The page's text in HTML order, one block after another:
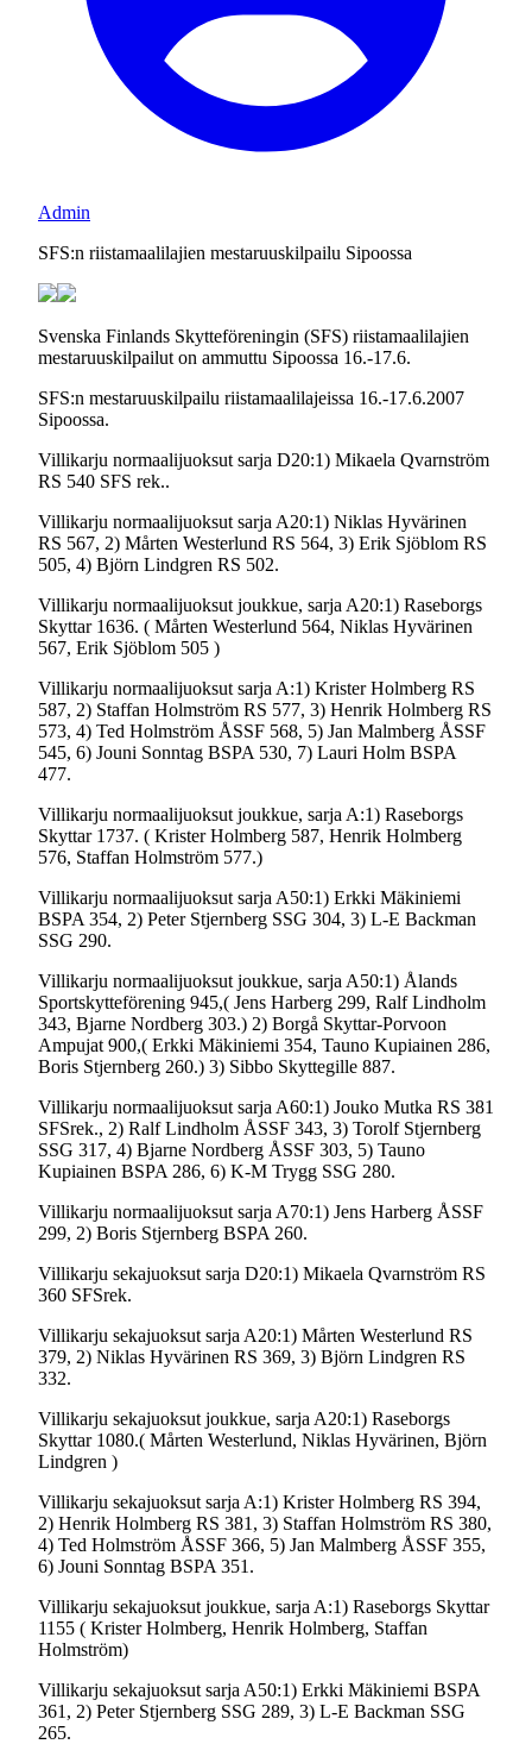
Admin
SFS:n riistamaalilajien mestaruuskilpailu Sipoossa
Svenska Finlands Skytteföreningin (SFS) riistamaalilajien
mestaruuskilpailut on ammuttu Sipoossa 16.-17.6.
SFS:n mestaruuskilpailu riistamaalilajeissa 16.-17.6.2007
Sipoossa.
Villikarju normaalijuoksut sarja D20:1) Mikaela Qvarnström
RS 540 SFS rek..
Villikarju normaalijuoksut sarja A20:1) Niklas Hyvärinen
RS 567, 2) Mårten Westerlund RS 564, 3) Erik Sjöblom RS
505, 4) Björn Lindgren RS 502.
Villikarju normaalijuoksut joukkue, sarja A20:1) Raseborgs
Skyttar 1636. ( Mårten Westerlund 564, Niklas Hyvärinen
567, Erik Sjöblom 505 )
Villikarju normaalijuoksut sarja A:1) Krister Holmberg RS
587, 2) Staffan Holmström RS 577, 3) Henrik Holmberg RS
573, 4) Ted Holmström ÅSSF 568, 5) Jan Malmberg ÅSSF
545, 6) Jouni Sonntag BSPA 530, 7) Lauri Holm BSPA
477.
Villikarju normaalijuoksut joukkue, sarja A:1) Raseborgs
Skyttar 1737. ( Krister Holmberg 587, Henrik Holmberg
576, Staffan Holmström 577.)
Villikarju normaalijuoksut sarja A50:1) Erkki Mäkiniemi
BSPA 354, 2) Peter Stjernberg SSG 304, 3) L-E Backman
SSG 290.
Villikarju normaalijuoksut joukkue, sarja A50:1) Ålands
Sportskytteförening 945,( Jens Harberg 299, Ralf Lindholm
343, Bjarne Nordberg 303.) 2) Borgå Skyttar-Porvoon
Ampujat 900,( Erkki Mäkiniemi 354, Tauno Kupiainen 286,
Boris Stjernberg 260.) 3) Sibbo Skyttegille 887.
Villikarju normaalijuoksut sarja A60:1) Jouko Mutka RS 381
SFSrek., 2) Ralf Lindholm ÅSSF 343, 3) Torolf Stjernberg
SSG 317, 4) Bjarne Nordberg ÅSSF 303, 5) Tauno
Kupiainen BSPA 286, 6) K-M Trygg SSG 280.
Villikarju normaalijuoksut sarja A70:1) Jens Harberg ÅSSF
299, 2) Boris Stjernberg BSPA 260.
Villikarju sekajuoksut sarja D20:1) Mikaela Qvarnström RS
360 SFSrek.
Villikarju sekajuoksut sarja A20:1) Mårten Westerlund RS
379, 2) Niklas Hyvärinen RS 369, 3) Björn Lindgren RS
332.
Villikarju sekajuoksut joukkue, sarja A20:1) Raseborgs
Skyttar 1080.( Mårten Westerlund, Niklas Hyvärinen, Björn
Lindgren )
Villikarju sekajuoksut sarja A:1) Krister Holmberg RS 394,
2) Henrik Holmberg RS 381, 3) Staffan Holmström RS 380,
4) Ted Holmström ÅSSF 366, 5) Jan Malmberg ÅSSF 355,
6) Jouni Sonntag BSPA 351.
Villikarju sekajuoksut joukkue, sarja A:1) Raseborgs Skyttar
1155 ( Krister Holmberg, Henrik Holmberg, Staffan
Holmström)
Villikarju sekajuoksut sarja A50:1) Erkki Mäkiniemi BSPA
361, 2) Peter Stjernberg SSG 289, 3) L-E Backman SSG
265.